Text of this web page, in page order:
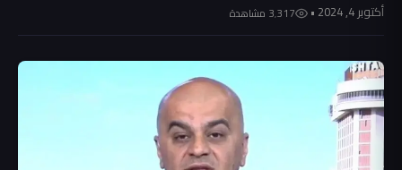
أكتوبر 4, 2024 • 3٬317 مشاهدة